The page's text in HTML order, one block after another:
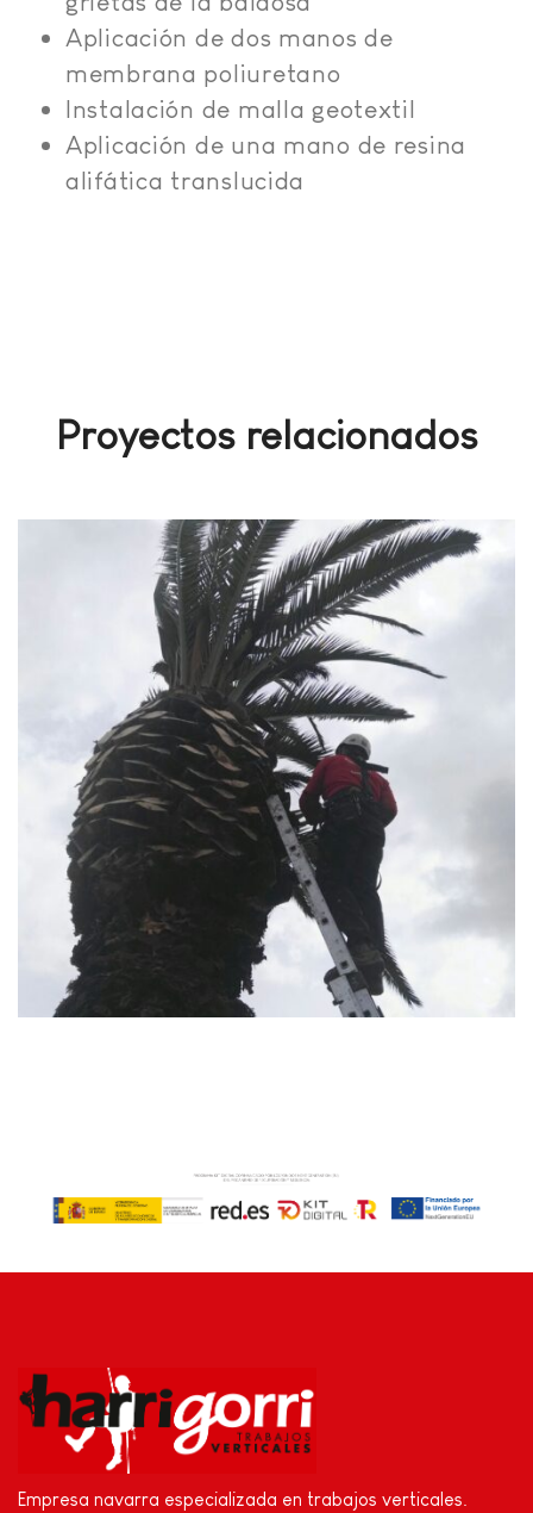
Aplicación de dos manos de
membrana poliuretano
Instalación de malla geotextil
Aplicación de una mano de resina
alifática translucida
Proyectos relacionados
Empresa navarra especializada en trabajos verticales.